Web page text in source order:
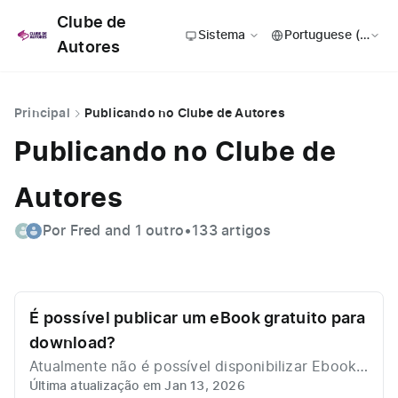
Clube de
Autores
Sistema
Principal Publicando no Clube de Autores
Publicando no Clube de
Autores
Por Fred and 1 outro•133 artigos
É possível publicar um eBook gratuito para
download?
Atualmente não é possível disponibilizar Ebook
de forma totalmente gratuita para download na
Última atualização em Jan 13, 2026